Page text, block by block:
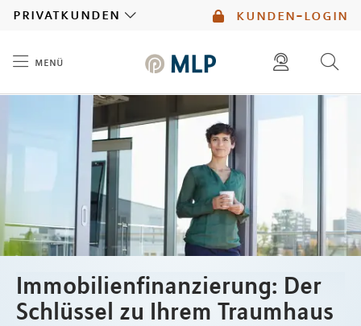
kunden-login
privatkunden
menü
diese website durchsuchen
mlp berater finden
Immobilienfinanzierung: Der
Schlüssel zu Ihrem Traumhaus